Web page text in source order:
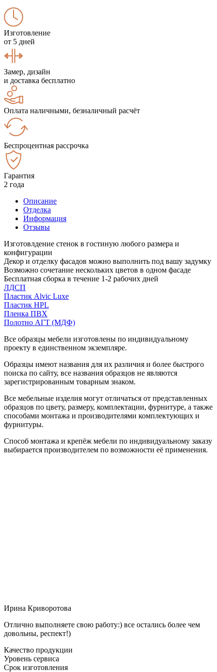
Изготовление
от 5 дней
Замер, дизайн
и доставка бесплатно
Оплата наличными, безналичный расчёт
Беспроцентная рассрочка
Гарантия
2 года
Описание
Отделка
Информация
Отзывы
Изготовлдение стенок в гостиную любого размера и
конфигурации
Декор и отделку фасадов можно выполнить под вашу задумку
Возможно сочетание нескольких цветов в одном фасаде
Бесплатная сборка в течение 1-2 рабочих дней
ЛДСП
Пластик Alvic Luxe
Пластик HPL
Пленка ПВХ
Полотно АГТ (МДФ)
Все образцы мебели изготовлены по индивидуальному
проекту в единственном экземпляре.
Образцы имеют названия для их различия и более быстрого
поиска по сайту, все названия образцов не являются
зарегистрированным товарным знаком.
Все мебельные изделия могут отличаться от представленных
образцов по цвету, размеру, комплектации, фурнитуре, а также
способами монтажа и производителями комплектующих и
фурнитуры.
Способ монтажа и крепёж мебели по индивидуальному заказу
выбирается производителем по возможности её применения.
Ирина Криворотова
Отлично выполняете свою работу:) все остались более чем
довольны, респект!)
Качество продукции
Уровень сервиса
Срок изготовления